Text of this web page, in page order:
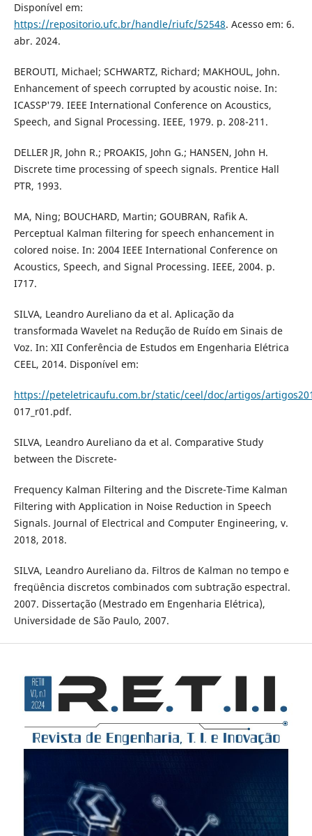
Disponível em:
https://repositorio.ufc.br/handle/riufc/52548. Acesso em: 6.
abr. 2024.
BEROUTI, Michael; SCHWARTZ, Richard; MAKHOUL, John.
Enhancement of speech corrupted by acoustic noise. In:
ICASSP'79. IEEE International Conference on Acoustics,
Speech, and Signal Processing. IEEE, 1979. p. 208-211.
DELLER JR, John R.; PROAKIS, John G.; HANSEN, John H.
Discrete time processing of speech signals. Prentice Hall
PTR, 1993.
MA, Ning; BOUCHARD, Martin; GOUBRAN, Rafik A.
Perceptual Kalman filtering for speech enhancement in
colored noise. In: 2004 IEEE International Conference on
Acoustics, Speech, and Signal Processing. IEEE, 2004. p.
I717.
SILVA, Leandro Aureliano da et al. Aplicação da
transformada Wavelet na Redução de Ruído em Sinais de
Voz. In: XII Conferência de Estudos em Engenharia Elétrica
CEEL, 2014. Disponível em:
https://peteletricaufu.com.br/static/ceel/doc/artigos/
017_r01.pdf.
SILVA, Leandro Aureliano da et al. Comparative Study
between the Discrete-
Frequency Kalman Filtering and the Discrete-Time Kalman
Filtering with Application in Noise Reduction in Speech
Signals. Journal of Electrical and Computer Engineering, v.
2018, 2018.
SILVA, Leandro Aureliano da. Filtros de Kalman no tempo e
freqüência discretos combinados com subtração espectral.
2007. Dissertação (Mestrado em Engenharia Elétrica),
Universidade de São Paulo, 2007.